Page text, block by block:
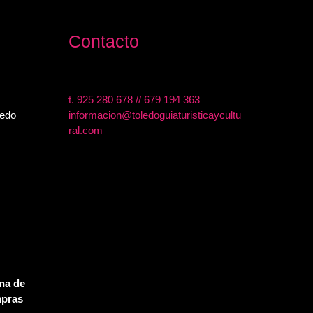
de
Contacto
t.925 280 678 //679 194 363
informacion@toledoguiaturisticaycultu
ral.com